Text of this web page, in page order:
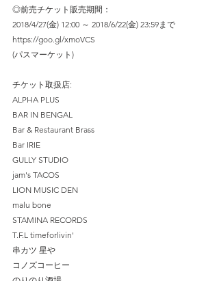
◎前売チケット販売期間：
2018/4/27(金) 12:00 ～ 2018/6/22(金) 23:59まで
https://goo.gl/xmoVCS
(パスマーケット)
チケット取扱店:
ALPHA PLUS
BAR IN BENGAL
Bar & Restaurant Brass
Bar IRIE
GULLY STUDIO
jam's TACOS
LION MUSIC DEN
malu bone
STAMINA RECORDS
T.F.L timeforlivin'
串カツ 星や
コノズコーヒー